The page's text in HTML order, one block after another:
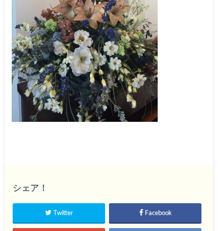
シェア！
Twitter Facebook